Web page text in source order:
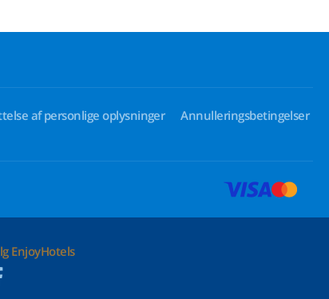
af personlige oplysninger
Annulleringsbetingelser
EnjoyHotels